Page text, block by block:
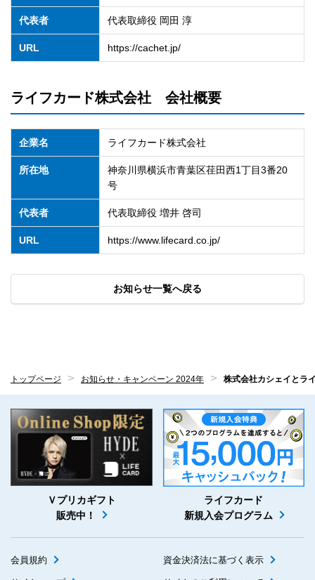
代表者 代表取締役 岡田 淳
URL https://cachet.jp/
ライフカード株式会社 会社概要
企業名 ライフカード株式会社
所在地
神奈川県横浜市青葉区荏田西1丁目3番20
号
代表者 代表取締役 増井 啓司
URL https://www.lifecard.co.jp/
お知らせ一覧へ戻る
トップページ お知らせ・キャンペーン 2024年 株式会社カシェイとラ
会員規約 資金決済法に基づく表示
Ｖプリカギフト
販売中！
ライフカード
新規入会プログラム